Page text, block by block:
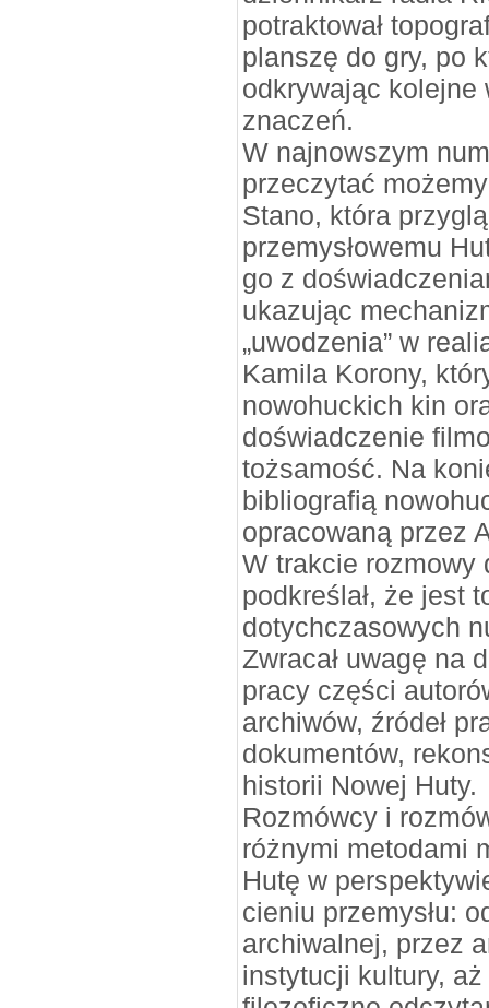
potraktował
planszę do gry, po
odkrywając kolejne
znaczeń.
W najnowszym
przeczytać
Stano, która
przemysłowemu
go z
ukazując
„uwodzenia” w
Kamila Korony,
nowohuckich kin
doświadczenie
tożsamość. Na
bibliografią
opracowaną przez
W trakcie rozmowy
podkreślał, że jest
dotychczasowych
Zwracał uwagę na
pracy części
archiwów, źródeł
dokumentów,
historii Nowej Huty.
Rozmówcy i
różnymi metodami
Hutę w
cieniu przemysłu:
archiwalnej, przez
instytucji kultury,